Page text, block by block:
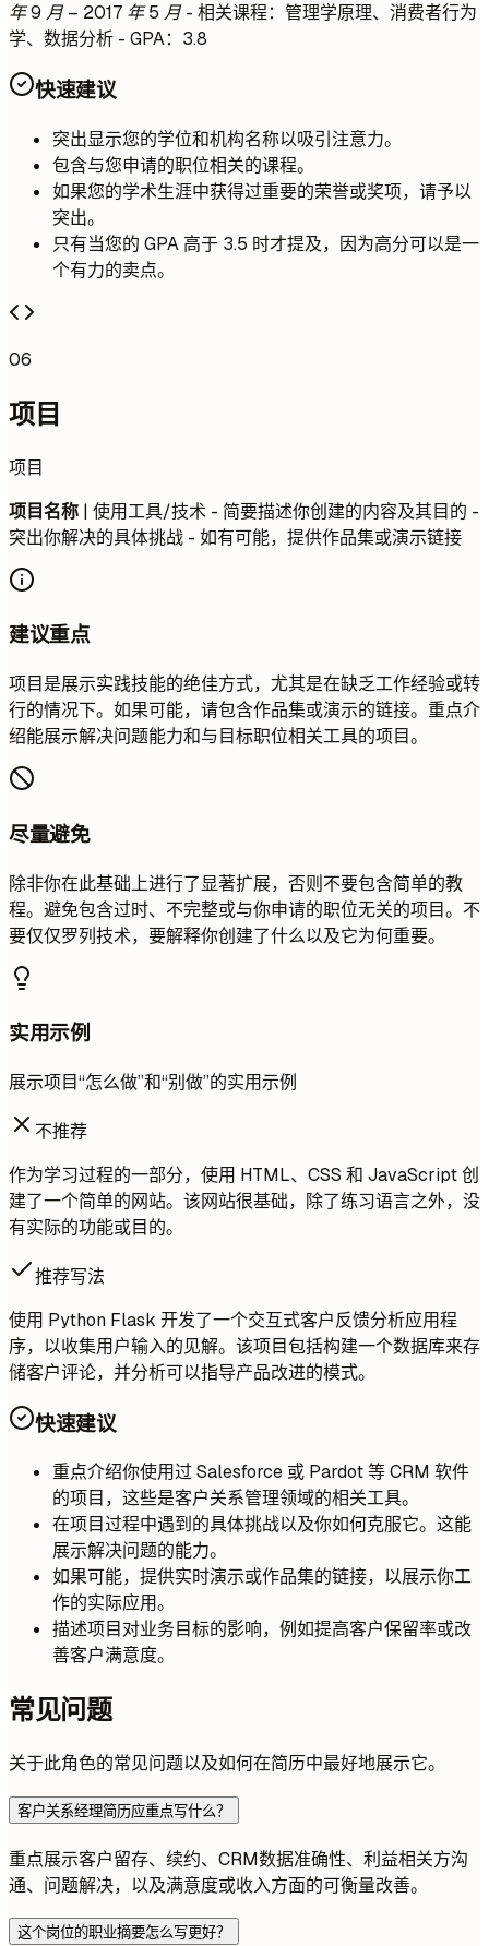
年 9 月 – 2017 年 5 月- 相关课程：管理学原理、消费者行为
学、数据分析 - GPA：3.8
快速建议
突出显示您的学位和机构名称以吸引注意力。
包含与您申请的职位相关的课程。
如果您的学术生涯中获得过重要的荣誉或奖项，请予以
突出。
只有当您的 GPA 高于 3.5 时才提及，因为高分可以是一
个有力的卖点。
06
项目
项目
项目名称 | 使用工具/技术 - 简要描述你创建的内容及其目的 -
突出你解决的具体挑战 - 如有可能，提供作品集或演示链接
建议重点
项目是展示实践技能的绝佳方式，尤其是在缺乏工作经验或转
行的情况下。如果可能，请包含作品集或演示的链接。重点介
绍能展示解决问题能力和与目标职位相关工具的项目。
尽量避免
除非你在此基础上进行了显著扩展，否则不要包含简单的教
程。避免包含过时、不完整或与你申请的职位无关的项目。不
要仅仅罗列技术，要解释你创建了什么以及它为何重要。
实用示例
展示项目“怎么做”和“别做”的实用示例
不推荐
作为学习过程的一部分，使用 HTML、CSS 和 JavaScript 创
建了一个简单的网站。该网站很基础，除了练习语言之外，没
有实际的功能或目的。
推荐写法
使用 Python Flask 开发了一个交互式客户反馈分析应用程
序，以收集用户输入的见解。该项目包括构建一个数据库来存
储客户评论，并分析可以指导产品改进的模式。
快速建议
重点介绍你使用过 Salesforce 或 Pardot 等 CRM 软件
的项目，这些是客户关系管理领域的相关工具。
在项目过程中遇到的具体挑战以及你如何克服它。这能
展示解决问题的能力。
如果可能，提供实时演示或作品集的链接，以展示你工
作的实际应用。
描述项目对业务目标的影响，例如提高客户保留率或改
善客户满意度。
常见问题
关于此角色的常见问题以及如何在简历中最好地展示它。
客户关系经理简历应重点写什么？
重点展示客户留存、续约、CRM数据准确性、利益相关方沟
通、问题解决，以及满意度或收入方面的可衡量改善。
这个岗位的职业摘要怎么写更好？